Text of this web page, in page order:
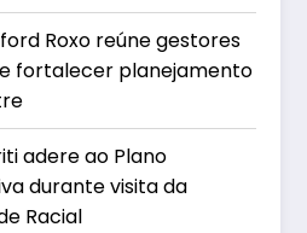
Roxo reúne gestores
fortalecer planejamento
adere ao Plano
durante visita da
Racial